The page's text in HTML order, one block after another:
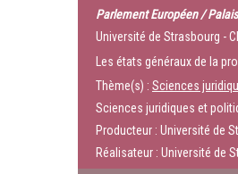
Parlement Européen /
Université de Strasbourg -
Les états généraux de la
Thème(s) : Sciences
Sciences juridiques et
Producteur : Université de
Réalisateur : Université de